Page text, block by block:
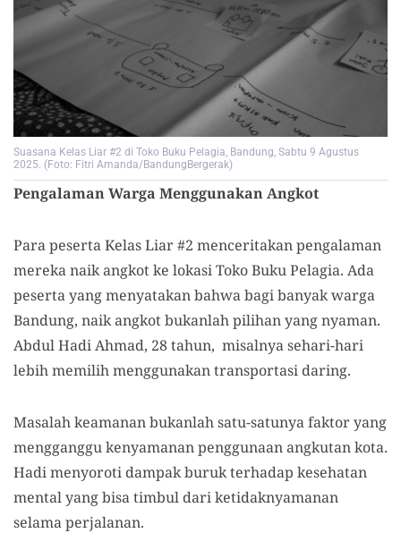
Suasana Kelas Liar #2 di Toko Buku Pelagia, Bandung, Sabtu 9 Agustus
2025. (Foto: Fitri Amanda/BandungBergerak)
Pengalaman Warga Menggunakan Angkot
Para peserta Kelas Liar #2 menceritakan pengalaman
mereka naik angkot ke lokasi Toko Buku Pelagia. Ada
peserta yang menyatakan bahwa bagi banyak warga
Bandung, naik angkot bukanlah pilihan yang nyaman.
Abdul Hadi Ahmad, 28 tahun, misalnya sehari-hari
lebih memilih menggunakan transportasi daring.
Masalah keamanan bukanlah satu-satunya faktor yang
mengganggu kenyamanan penggunaan angkutan kota.
Hadi menyoroti dampak buruk terhadap kesehatan
mental yang bisa timbul dari ketidaknyamanan
selama perjalanan.